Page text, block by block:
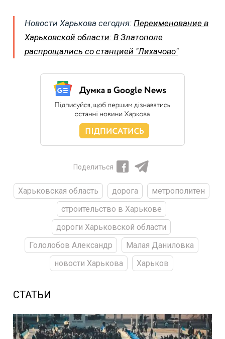
Новости Харькова сегодня: Переименование в
Харьковской области: В Златополе
распрощались со станцией "Лихачово"
Поделиться
Харьковская область дорога
метрополитен
строительство в Харькове
дороги Харьковской области
Гололобов Александр
Малая Даниловка
новости Харькова
Харьков
СТАТЬИ